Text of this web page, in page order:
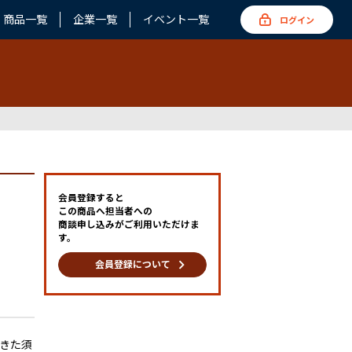
商品一覧 企業一覧 イベント一覧 ログイン
た須
会員登録すると
この商品へ担当者への
商談申し込みがご利用いただけま
す。
会員登録について keyboard_arrow_right